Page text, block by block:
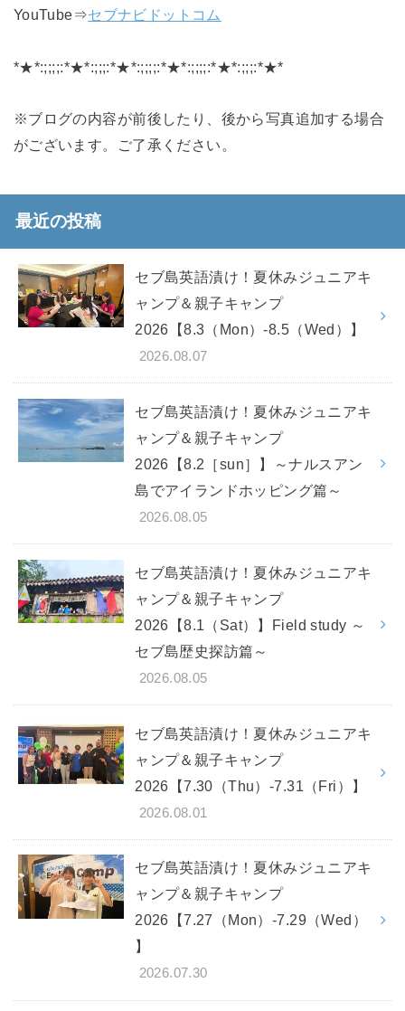
YouTube⇒セブナビドットコム
*★*:;;;;:*★*:;;;:*★*:;;;;:*★*:;;;;:*★*:;;;:*★*
※ブログの内容が前後したり、後から写真追加する場合
がございます。ご了承ください。
最近の投稿
セブ島英語漬け！夏休みジュニアキ
ャンプ＆親子キャンプ
2026【8.3（Mon）-8.5（Wed）】
2026.08.07
セブ島英語漬け！夏休みジュニアキ
ャンプ＆親子キャンプ
2026【8.2［sun］】～ナルスアン
島でアイランドホッピング篇～
2026.08.05
セブ島英語漬け！夏休みジュニアキ
ャンプ＆親子キャンプ
2026【8.1（Sat）】Field study ～
セブ島歴史探訪篇～
2026.08.05
セブ島英語漬け！夏休みジュニアキ
ャンプ＆親子キャンプ
2026【7.30（Thu）-7.31（Fri）】
2026.08.01
セブ島英語漬け！夏休みジュニアキ
ャンプ＆親子キャンプ
2026【7.27（Mon）-7.29（Wed）
】
2026.07.30